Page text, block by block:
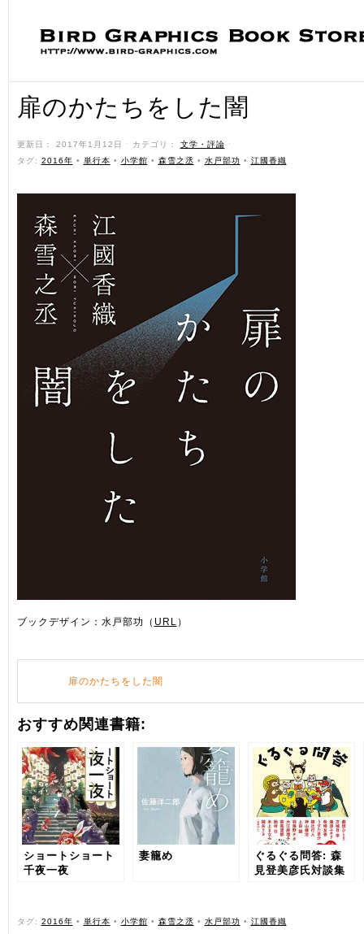
扉のかたちをした闇
更新日： 2017年1月12日 ˑ カテゴリ： 文学・評論 ˑ
タグ: 2016年 • 単行本 • 小学館 • 森雪之丞 • 水戸部功 • 江國香織
ブックデザイン：水戸部功（ URL ）
扉のかたちをした闇
おすすめ関連書籍:
ショートショート
千夜一夜
妻籠め
ぐるぐる問答: 森
見登美彦氏対談集
タグ: 2016年 • 単行本 • 小学館 • 森雪之丞 • 水戸部功 • 江國香織